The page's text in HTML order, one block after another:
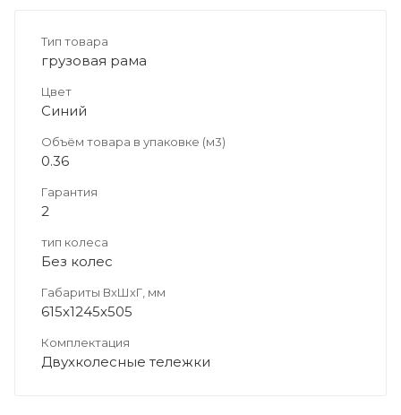
Тип товара
грузовая рама
Цвет
Синий
Объём товара в упаковке (м3)
0.36
Гарантия
2
тип колеса
Без колес
Габариты ВхШхГ, мм
615х1245х505
Комплектация
Двухколесные тележки